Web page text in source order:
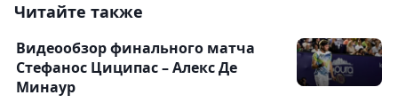
Читайте также
Видеообзор финального матча
Стефанос Циципас – Алекс Де
Минаур